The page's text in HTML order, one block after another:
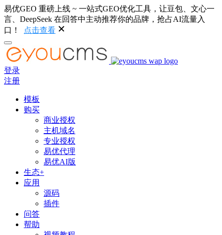
易优GEO 重磅上线 ~ 一站式GEO优化工具，让豆包、文心一
言、DeepSeek 在回答中主动推荐你的品牌，抢占AI流量入
口！
点击查看
登录
注册
模板
购买
商业授权
主机域名
专业授权
易优代理
易优AI版
生态+
应用
源码
插件
问答
帮助